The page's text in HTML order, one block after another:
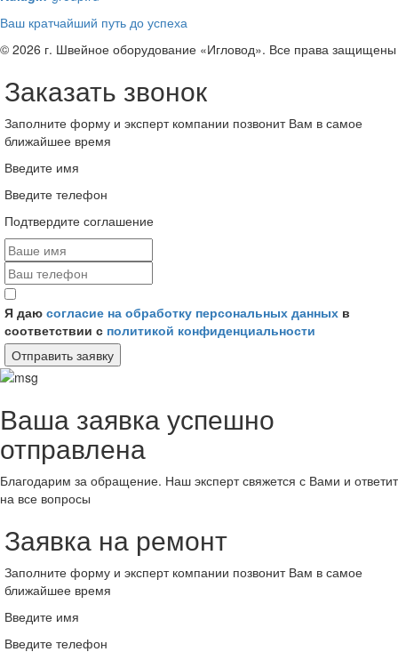
Ваш кратчайший путь до успеха
© 2026 г. Швейное оборудование «Игловод». Все права защищены
Заказать звонок
Заполните форму и эксперт компании позвонит Вам в самое
ближайшее время
Введите имя
Введите телефон
Подтвердите соглашение
Я даю согласие на обработку персональных данных в
соответствии с политикой конфиденциальности
Отправить заявку
Ваша заявка успешно
отправлена
Благодарим за обращение. Наш эксперт свяжется с Вами и ответит
на все вопросы
Заявка на ремонт
Заполните форму и эксперт компании позвонит Вам в самое
ближайшее время
Введите имя
Введите телефон